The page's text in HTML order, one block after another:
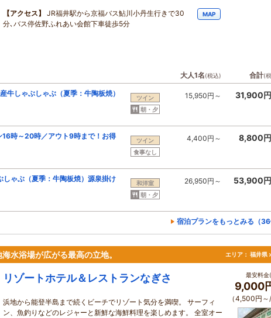
【アクセス】
JR福井駅から京福バス鮎川小丹生行きで30
分､バス停佐野ふれあい会館下車徒歩5分
MAP
大人1名(税込) 合計(
牛しゃぶしゃぶ（夏季：牛陶板焼）
ツイン
朝・夕
15,950円～ 31,900
16時～20時／アウト9時まで！お得
ツイン
食事なし
4,400円～ 8,800
ゃぶ（夏季：牛陶板焼）源泉掛け
和洋室
朝・夕
26,950円～ 53,900
宿泊プランをもっとみる（36
水浴場が広がる最高の立地。 エリア： 福井県
リゾートホテル＆レストランなぎさ
浜地から能登半島まで続くビーチでリゾート気分を満喫。 サーフィ
ン、魚釣りなどのレジャーと新鮮な海鮮料理を楽しめます。 全室オー
最安料金
9,000
（4,500円～/